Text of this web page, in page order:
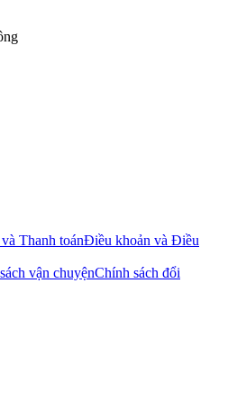
Thanh toánĐiều khoản và Điều
vận chuyệnChính sách đổi